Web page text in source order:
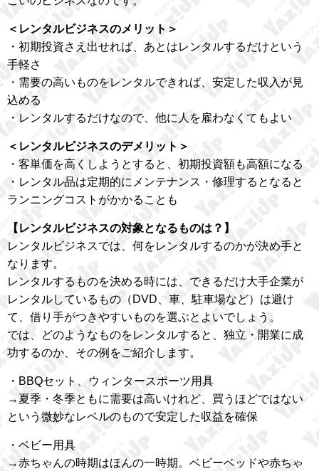
＜レンタルビジネスのメリット＞
・初期投資さえ出せれば、あとはレンタルするだけという
手軽さ
・需要の高いものをレンタルできれば、安定した収入が見
込める
・レンタルするだけなので、他に人を雇わなくてもよい
＜レンタルビジネスのデメリット＞
・客単価を高くしようとすると、初期投資額も高額になる
・レンタル品は定期的にメンテナンス・修理するとなると
ランニングコストがかかることも
【レンタルビジネスの対象となるものは？】
レンタルビジネスでは、何をレンタルするのかが決め手と
なります。
レンタルするものを決める時には、できるだけ大手企業が
レンタルしているもの（DVD、車、駐車場など）は避け
て、借り手がつきやすいものを選ぶとよいでしょう。
では、どのようなものをレンタルすると、独立・開業に成
功するのか、その例をご紹介します。
・BBQセット、ウィンタースポーツ用具
→夏季・冬季ともに需要は高いけれど、買うほどではない
という微妙なレベルのもので安定した収益を確保
・ベビー用具
→赤ちゃんの時期はほんの一時期。ベビーベッドや赤ちゃ